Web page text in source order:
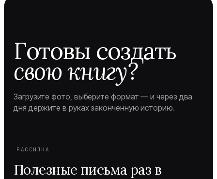
Готовы создать
свою книгу?
Загрузите фото, выберите формат — и через два
дня держите в руках законченную историю.
РАССЫЛКА
Полезные письма раз в